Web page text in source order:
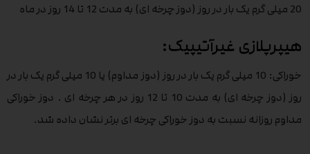
20 میلی گرم یک بار در روز (دوز چرخه ای) به مدت 12 تا 14 روز در ماه
هیپرپلازی غیرآتیپیک:
خوراکی: 10 میلی گرم یک بار در روز (دوز مداوم) یا 10 میلی گرم یک بار در
روز (دوز چرخه ای) به مدت 10 تا 12 روز در هر چرخه ای . دوز خوراکی
مداوم روزانه نسبت به دوز خوراکی چرخه ای برتر نشان داده شد.